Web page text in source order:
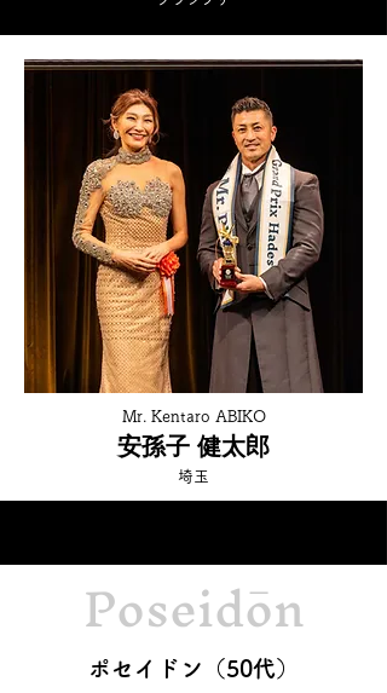
Mr. Kentaro ABIKO
安孫子 健太郎
埼玉
Poseidōn
ポセイドン（50代）